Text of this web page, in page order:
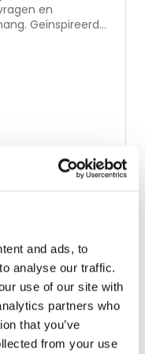
and ads, to
analyse our traffic.
use of our site with
partners who
that you’ve
from your use
en
Geïnspireerd
te kijken: naar
God. Dit boek
maar helpt je
- leer van
je leven te zien -
en de mensen die
voor gelovigen
nodig -
de ogen van